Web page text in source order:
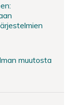
muutosta